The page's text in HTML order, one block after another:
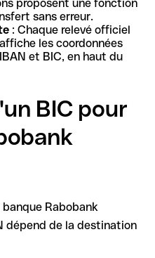
proposent une fonction
sans erreur.
: Chaque relevé officiel
les coordonnées
et BIC, en haut du
BIC pour
Rabobank
dépend de la destination